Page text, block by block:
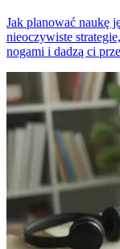
Jak planować naukę
nieoczywiste
nogami i dadzą ci